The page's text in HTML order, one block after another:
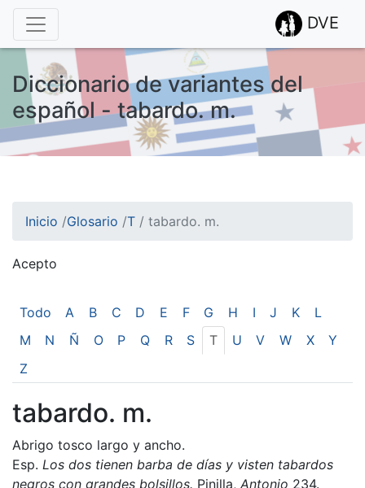
DVE
Diccionario de variantes del
español - tabardo. m.
Inicio /Glosario /T / tabardo. m.
Acepto
Todo A B C D E F G H I J K
L
M
N Ñ O P Q R S T U V W X
Y
Z
tabardo. m.
Abrigo tosco largo y ancho.
Esp. Los dos tienen barba de días y visten tabardos
negros con grandes bolsillos. Pinilla, Antonio 234.